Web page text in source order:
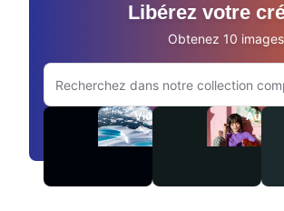
Libérez votre
Obtenez 10
Rechercher sur le site Adobe.com
Vidéos Audio